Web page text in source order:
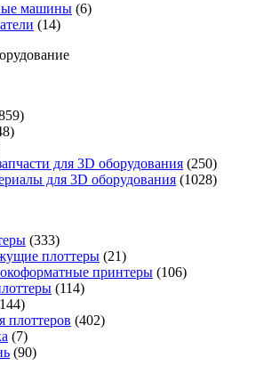
машины (6)
(14)
для 3D оборудования (250)
для 3D оборудования (1028)
(333)
плоттеры (21)
принтеры (106)
(114)
плоттеров (402)
(7)
(90)